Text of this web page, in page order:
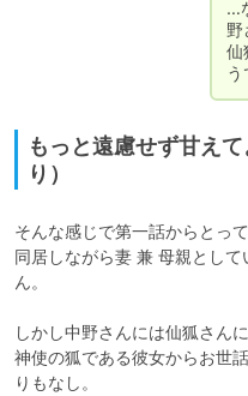
…
野
仙
もっと遠慮せず甘え
り）
そんな感じで第一話からとって
同居しながら妻 兼 母親とし
ん。
しかし中野さんには仙狐さん
神使の狐である彼女からお世
りもなし。